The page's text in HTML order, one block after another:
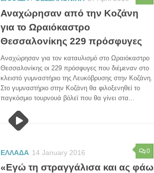
Αναχώρησαν από την Κοζάνη
για το Ωραιόκαστρο
Θεσσαλονίκης 229 πρόσφυγες
Αναχώρησαν για τον καταυλισμό στο Ωραιόκαστρο
Θεσσαλονίκης οι 229 πρόσφυγες που διέμεναν στο
κλειστό γυμναστήριο της Λευκόβρυσης στην Κοζάνη.
Στο γυμναστήριο στην Κοζάνη θα φιλοξενηθεί το
παγκόσμιο τουρνουά βόλεϊ που θα γίνει στα...
0
ΕΛΛΑΔΑ 14 January 2016
«Eγώ τη στραγγάλισα και ας φάω